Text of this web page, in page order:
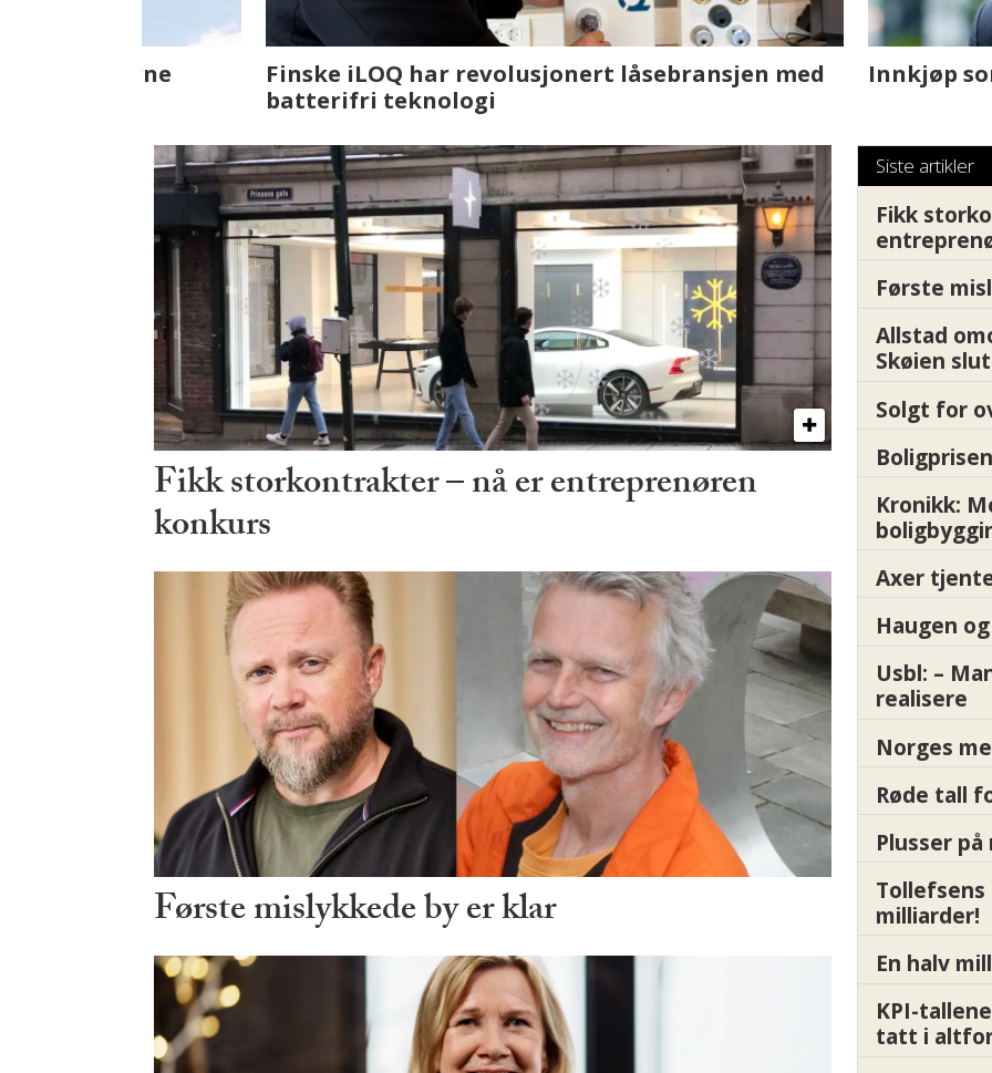
Fenistra endrer eiendomsbransjen med AI. Slik
ser vi på fremtiden
Hvordan Ovtun
Fikk storkontrakter – nå er entreprenøren
konkurs
Første mislykkede by er klar
Siste artikler
Fikk
Første
Allstad
Skøien
Solgt for
Kronikk:
Axer
Haugen
Usbl: –
realisere
Norges
Røde tall
Plusser
milliarder!
En halv
KPI-
tatt i